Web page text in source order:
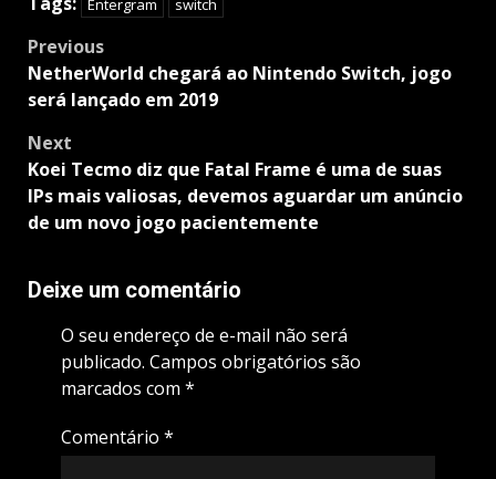
Entergram switch
Post
navigation
Previous
NetherWorld chegará ao Nintendo Switch, jogo
será lançado em 2019
Next
Koei Tecmo diz que Fatal Frame é uma de suas
IPs mais valiosas, devemos aguardar um anúncio
de um novo jogo pacientemente
Deixe um comentário
O seu endereço de e-mail não será
publicado. Campos obrigatórios são
marcados com *
Comentário *